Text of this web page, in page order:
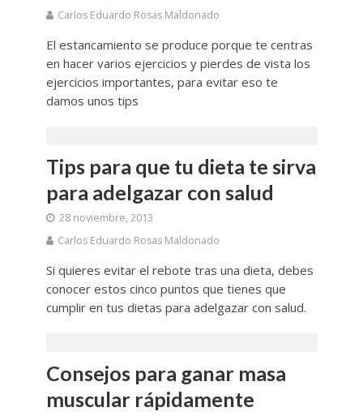
Carlos Eduardo Rosas Maldonado
El estancamiento se produce porque te centras
en hacer varios ejercicios y pierdes de vista los
ejercicios importantes, para evitar eso te
damos unos tips
Tips para que tu dieta te sirva
para adelgazar con salud
28 noviembre, 2013
Carlos Eduardo Rosas Maldonado
Si quieres evitar el rebote tras una dieta, debes
conocer estos cinco puntos que tienes que
cumplir en tus dietas para adelgazar con salud.
Consejos para ganar masa
muscular rápidamente